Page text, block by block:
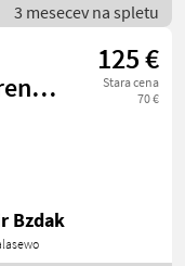
3 mesecev na spletu
125 €
Stara cena
70 €
Bzdak